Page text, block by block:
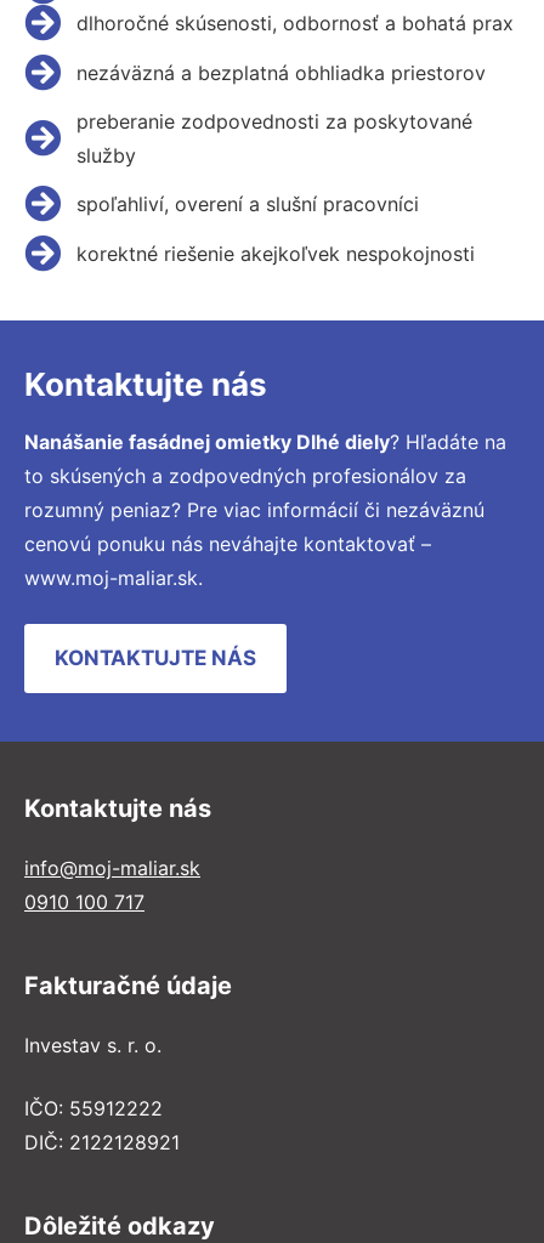
dlhoročné skúsenosti, odbornosť a bohatá prax
nezáväzná a bezplatná obhliadka priestorov
preberanie zodpovednosti za poskytované
služby
spoľahliví, overení a slušní pracovníci
korektné riešenie akejkoľvek nespokojnosti
Kontaktujte nás
Nanášanie fasádnej omietky Dlhé diely? Hľadáte na
to skúsených a zodpovedných profesionálov za
rozumný peniaz? Pre viac informácií či nezáväznú
cenovú ponuku nás neváhajte kontaktovať –
www.moj-maliar.sk.
KONTAKTUJTE NÁS
Kontaktujte nás
info@moj-maliar.sk
0910 100 717
Fakturačné údaje
Investav s. r. o.
IČO: 55912222
DIČ: 2122128921
Dôležité odkazy